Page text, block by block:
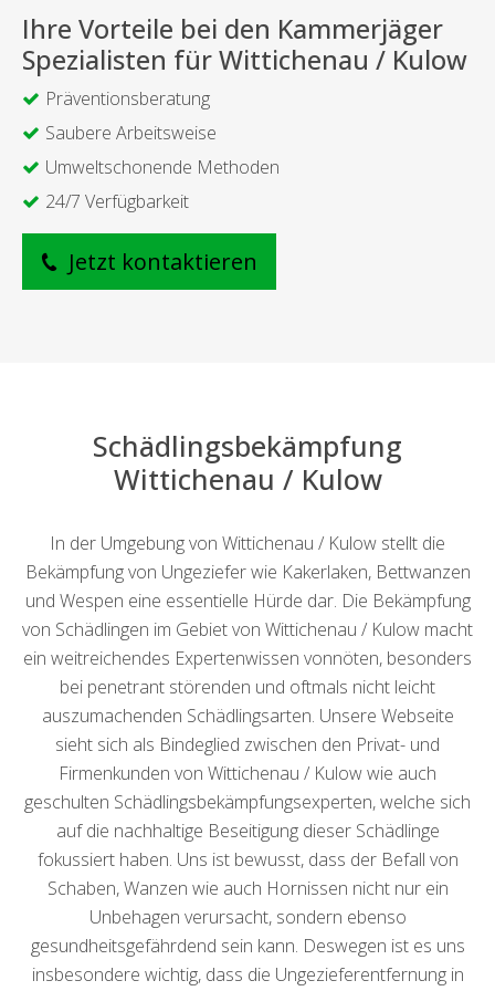
Ihre Vorteile bei den Kammerjäger
Spezialisten für Wittichenau / Kulow
Präventionsberatung
Saubere Arbeitsweise
Umweltschonende Methoden
24/7 Verfügbarkeit
Jetzt kontaktieren
Schädlingsbekämpfung
Wittichenau / Kulow
In der Umgebung von Wittichenau / Kulow stellt die
Bekämpfung von Ungeziefer wie Kakerlaken, Bettwanzen
und Wespen eine essentielle Hürde dar. Die Bekämpfung
von Schädlingen im Gebiet von Wittichenau / Kulow macht
ein weitreichendes Expertenwissen vonnöten, besonders
bei penetrant störenden und oftmals nicht leicht
auszumachenden Schädlingsarten. Unsere Webseite
sieht sich als Bindeglied zwischen den Privat- und
Firmenkunden von Wittichenau / Kulow wie auch
geschulten Schädlingsbekämpfungsexperten, welche sich
auf die nachhaltige Beseitigung dieser Schädlinge
fokussiert haben. Uns ist bewusst, dass der Befall von
Schaben, Wanzen wie auch Hornissen nicht nur ein
Unbehagen verursacht, sondern ebenso
gesundheitsgefährdend sein kann. Deswegen ist es uns
insbesondere wichtig, dass die Ungezieferentfernung in